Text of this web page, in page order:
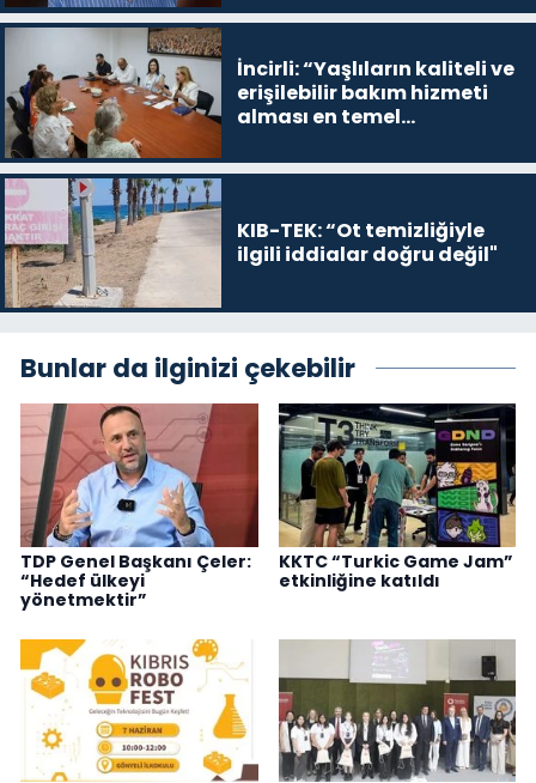
İncirli: “Yaşlıların kaliteli ve
erişilebilir bakım hizmeti
alması en temel
KIB-TEK: “Ot temizliğiyle
ilgili iddialar doğru değil"
Bunlar da ilginizi çekebilir
TDP Genel Başkanı Çeler:
“Hedef ülkeyi
yönetmektir”
KKTC “Turkic Game Jam”
etkinliğine katıldı